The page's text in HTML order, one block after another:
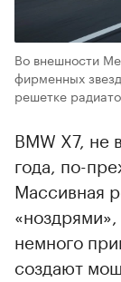
Во внешности
фирменных
решетке
BMW X7, не
года, по-
Массивная
немного
создают